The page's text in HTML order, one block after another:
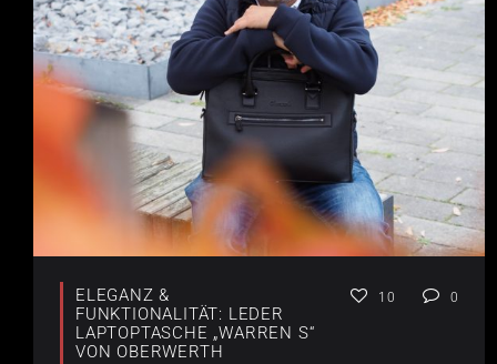
ELEGANZ &
FUNKTIONALITÄT: LEDER
LAPTOPTASCHE „WARREN S“
VON OBERWERTH
10 0